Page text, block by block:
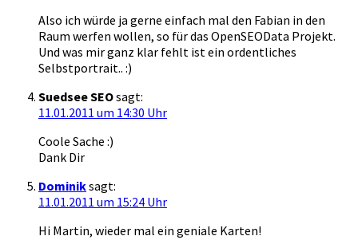
Also ich würde ja gerne einfach mal den Fabian in den
Raum werfen wollen, so für das OpenSEOData Projekt.
Und was mir ganz klar fehlt ist ein ordentliches
Selbstportrait.. :)
Suedsee SEOsagt:
11.01.2011 um 14:30 Uhr
Coole Sache :)
Dank Dir
Dominiksagt:
11.01.2011 um 15:24 Uhr
Hi Martin, wieder mal ein geniale Karten!